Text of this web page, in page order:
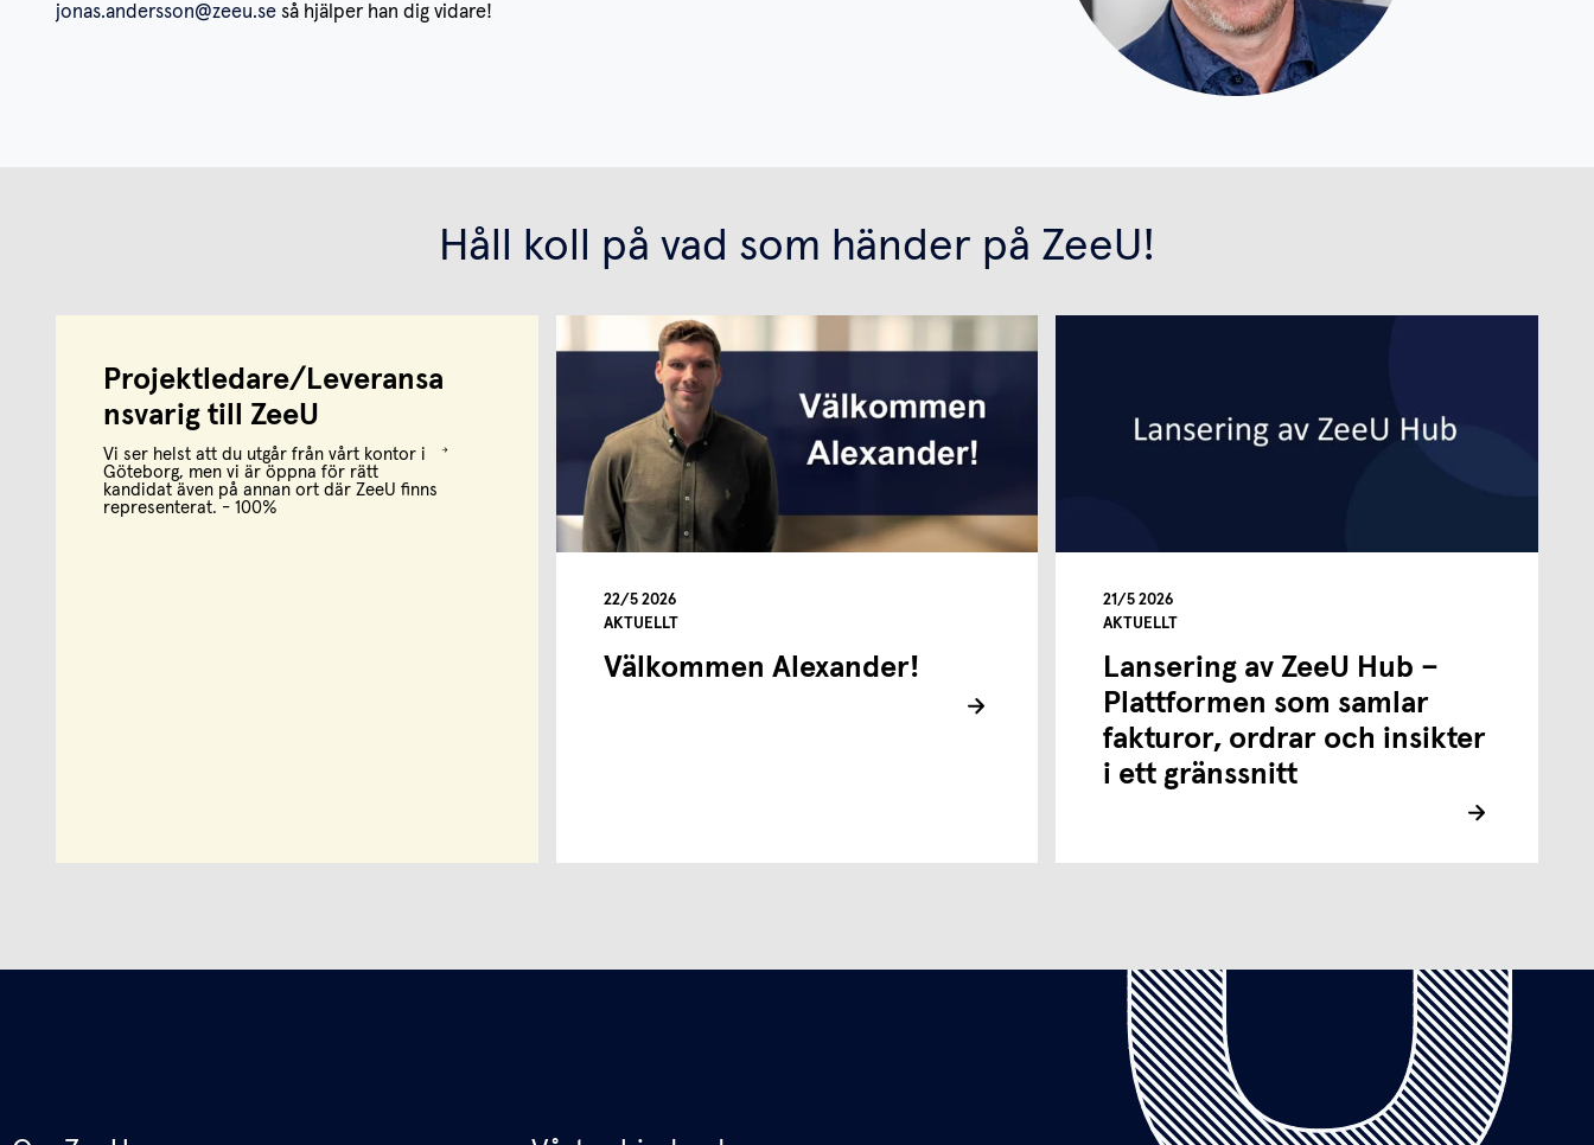
jonas.andersson@zeeu.se så hjälper han dig vidare!
Håll koll på vad som händer på ZeeU!
Projektledare/Leveransa
nsvarig till ZeeU
Vi ser helst att du utgår från vårt kontor i
Göteborg, men vi är öppna för rätt
kandidat även på annan ort där ZeeU finns
representerat. - 100%
22/5 2026
AKTUELLT
Välkommen Alexander!
21/5 2026
AKTUELLT
Lansering av ZeeU Hub –
Plattformen som samlar
fakturor, ordrar och insikter
i ett gränssnitt